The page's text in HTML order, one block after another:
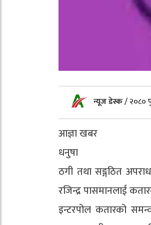
न्यूज डेस्क/२०८०
आज्ञा खबर
धनुषा
ठगी तथा सङ्गठित
रजिन्द्र पासमानलाई
इन्टरपोल कतारको